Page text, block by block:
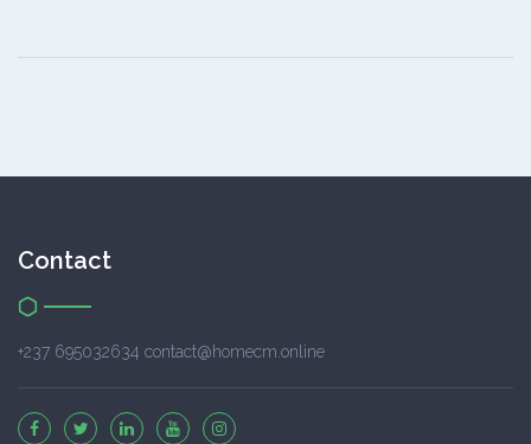
Contact
+237 695032634 contact@homecm.online